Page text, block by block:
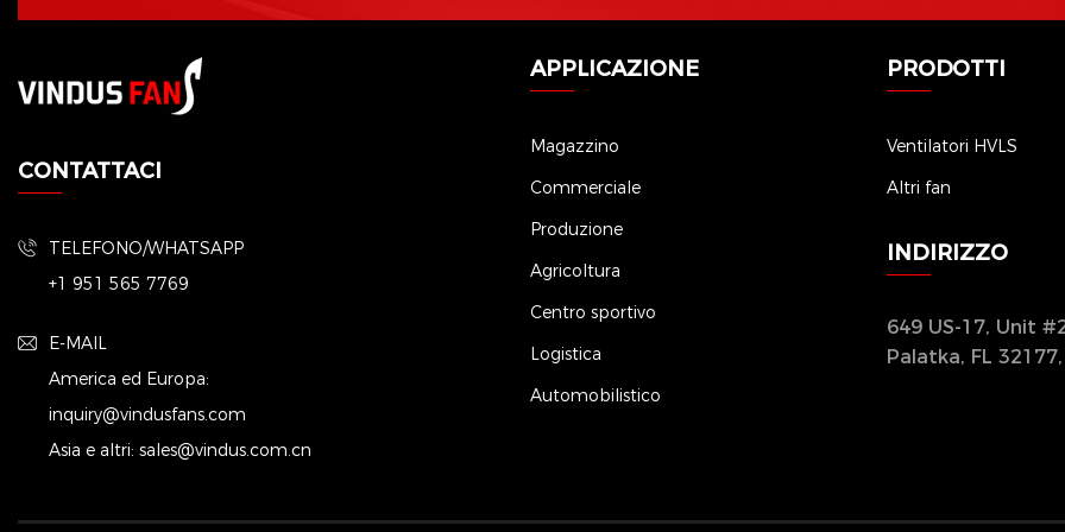
CONTATTACI
TELEFONO/WHATSAPP
+1 951 565 7769
E-MAIL
America ed Europa:
inquiry@vindusfans.com
Asia e altri: sales@vindus.com.cn
APPLICAZIONE
Magazzino
Commerciale
Produzione
Agricoltura
Centro sportivo
Logistica
Automobilistico
PRODOTTI
Ventilatori HVLS
Altri fan
INDIRIZZO
649 US-17, Unit
Palatka, FL 32177,